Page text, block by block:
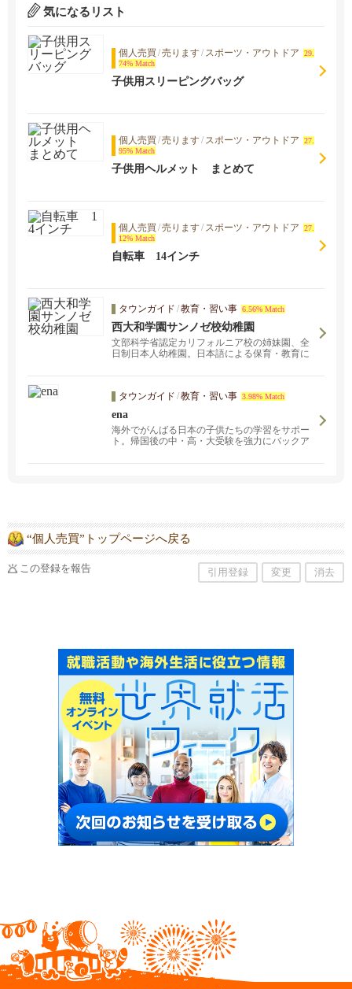
気になるリスト
個人売買 /売ります/ スポーツ・アウトドア
29.
74% Match
子供用スリーピングバッグ
個人売買 /売ります/ スポーツ・アウトドア
27.
95% Match
子供用ヘルメット まとめて
個人売買 /売ります/ スポーツ・アウトドア
27.
12% Match
自転車 14インチ
タウンガイド /教育・習い事 6.56% Match
西大和学園サンノゼ校幼稚園
文部科学省認定カリフォルニア校の姉妹園、全
日制日本人幼稚園。日本語による保育・教育に
タウンガイド /教育・習い事 3.98% Match
ena
海外でがんばる日本の子供たちの学習をサポー
ト。帰国後の中・高・大受験を強力にバックア
校の授業をフォローアップするための現地校英
語や現地校理系のクラスもあります。また米国
の大学受験を目指す生徒も在籍しており、その
ためのサポートも行っております。
“個人売買”トップページへ戻る
この登録を報告 引用登録 変更 消去